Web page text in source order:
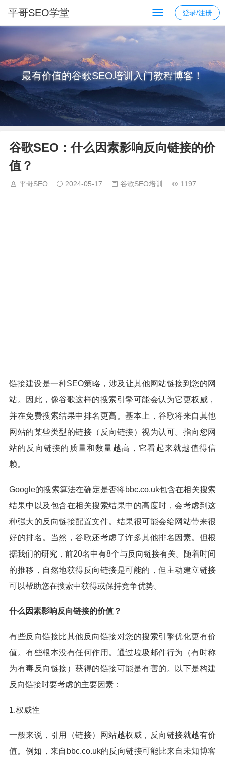
平哥SEO学堂 登录/注册
最有价值的谷歌SEO培训入门教程博客！
谷歌SEO：什么因素影响反向链接的价
值？
平哥SEO 2024-05-17 谷歌SEO培训 1197
链接建设是一种SEO策略，涉及让其他网站链接到您的网
站。因此，像谷歌这样的搜索引擎可能会认为它更权威，
并在免费搜索结果中排名更高。基本上，谷歌将来自其他
网站的某些类型的链接（反向链接）视为认可。指向您网
站的反向链接的质量和数量越高，它看起来就越值得信
赖。
Google的搜索算法在确定是否将bbc.co.uk包含在相关搜索
结果中以及包含在相关搜索结果中的高度时，会考虑到这
种强大的反向链接配置文件。结果很可能会给网站带来很
好的排名。当然，谷歌还考虑了许多其他排名因素。但根
据我们的研究，前20名中有8个与反向链接有关。随着时间
的推移，自然地获得反向链接是可能的，但主动建立链接
可以帮助您在搜索中获得或保持竞争优势。
什么因素影响反向链接的价值？
有些反向链接比其他反向链接对您的搜索引擎优化更有价
值。有些根本没有任何作用。通过垃圾邮件行为（有时称
为有毒反向链接）获得的链接可能是有害的。以下是构建
反向链接时要考虑的主要因素：
1.权威性
一般来说，引用（链接）网站越权威，反向链接就越有价
值。例如，来自bbc.co.uk的反向链接可能比来自未知博客